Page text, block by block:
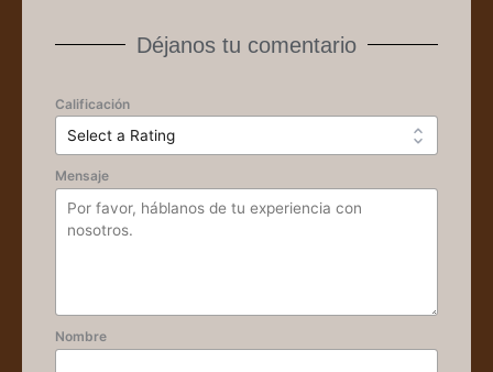
Déjanos tu comentario
Calificación
Mensaje
Nombre